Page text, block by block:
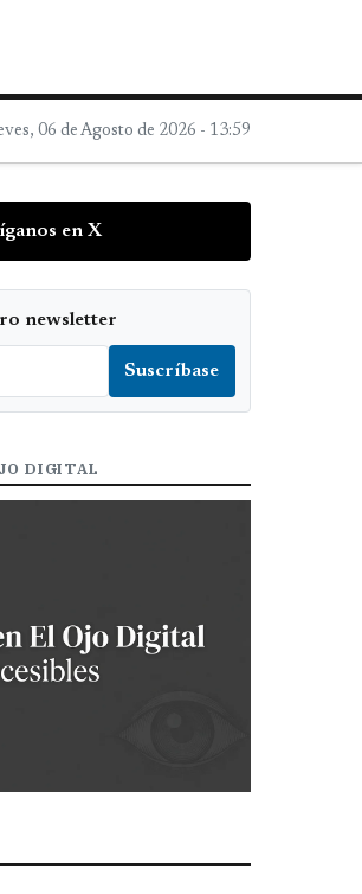
06 de Agosto de 2026 - 13:59
en X
newsletter
DIGITAL